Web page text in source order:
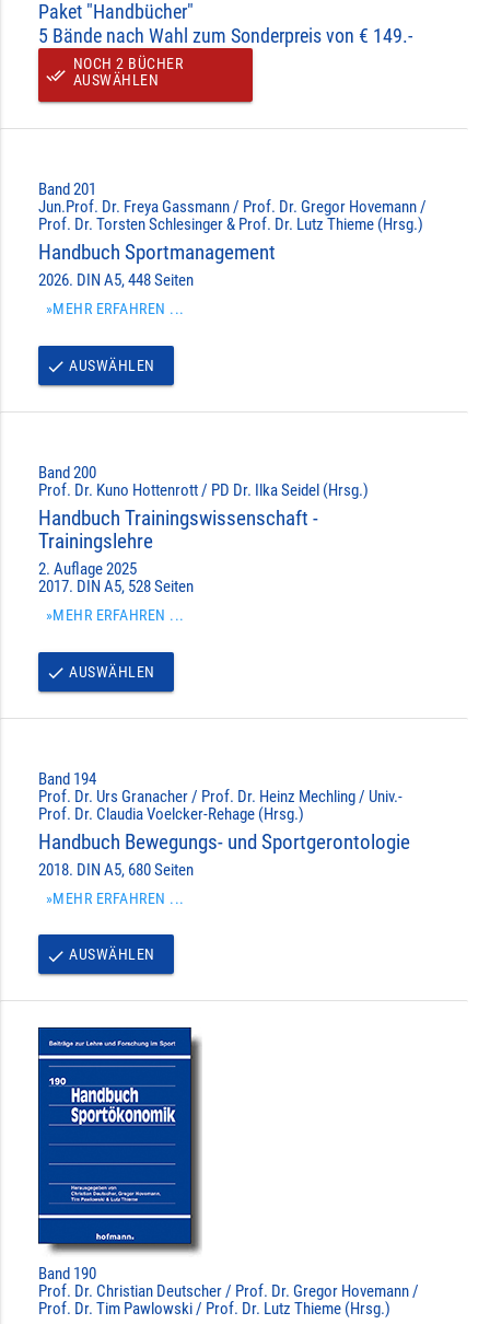
Paket "Handbücher"
5 Bände nach Wahl zum Sonderpreis von € 149.-
done_all
NOCH 2 BÜCHER
AUSWÄHLEN
Band 201
Jun.Prof. Dr. Freya Gassmann / Prof. Dr. Gregor Hovemann /
Prof. Dr. Torsten Schlesinger & Prof. Dr. Lutz Thieme (Hrsg.)
Handbuch Sportmanagement
2026. DIN A5, 448 Seiten
»MEHR ERFAHREN ...
done AUSWÄHLEN
Band 200
Prof. Dr. Kuno Hottenrott / PD Dr. Ilka Seidel (Hrsg.)
Handbuch Trainingswissenschaft -
Trainingslehre
2. Auflage 2025
2017. DIN A5, 528 Seiten
»MEHR ERFAHREN ...
done AUSWÄHLEN
Band 194
Prof. Dr. Urs Granacher / Prof. Dr. Heinz Mechling / Univ.-
Prof. Dr. Claudia Voelcker-Rehage (Hrsg.)
Handbuch Bewegungs- und Sportgerontologie
2018. DIN A5, 680 Seiten
»MEHR ERFAHREN ...
done AUSWÄHLEN
Band 190
Prof. Dr. Christian Deutscher / Prof. Dr. Gregor Hovemann /
Prof. Dr. Tim Pawlowski / Prof. Dr. Lutz Thieme (Hrsg.)